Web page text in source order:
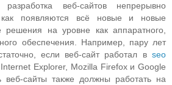
разработка веб-сайтов непрерывно
как появляются всё новые и новые
решения на уровне как аппаратного,
обеспечения. Например, пару лет
если веб-сайт работал в seo
Internet Explorer, Mozilla Firefox и Google
веб-сайты также должны работать на